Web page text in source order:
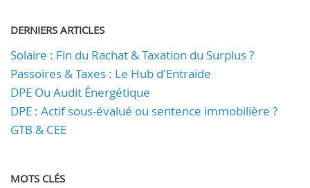
DERNIERS ARTICLES
Solaire : Fin du Rachat & Taxation du Surplus ?
Passoires & Taxes : Le Hub d'Entraide
DPE Ou Audit Énergétique
DPE : Actif sous-évalué ou sentence immobilière ?
GTB & CEE
MOTS CLÉS